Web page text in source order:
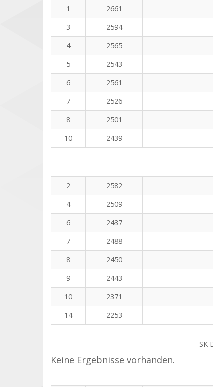
1
2661
3
2594
4
2565
5
2543
6
2561
7
2526
8
2501
10
2439
2
2582
4
2509
6
2437
7
2488
8
2450
9
2443
10
2371
14
2253
SK
Keine Ergebnisse vorhanden.